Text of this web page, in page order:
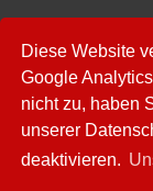
Diese Website
Google
nicht zu, haben
unserer
deaktivieren.